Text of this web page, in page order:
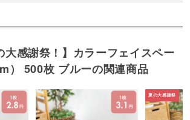
大感謝祭！】カラーフェイスペー
） 500枚 ブルーの関連商品